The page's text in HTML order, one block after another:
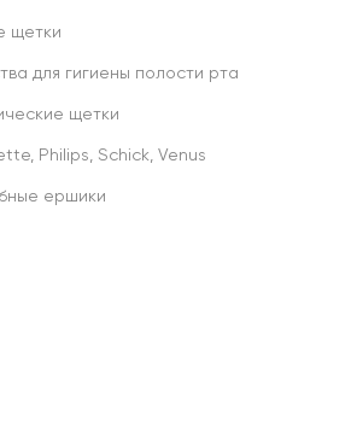
щетки
для гигиены полости рта
щетки
Philips, Schick, Venus
ершики